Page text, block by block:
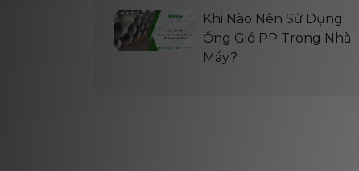
Khi Nào Nên Sử Dụng
Ống Gió PP Trong Nhà
Máy?